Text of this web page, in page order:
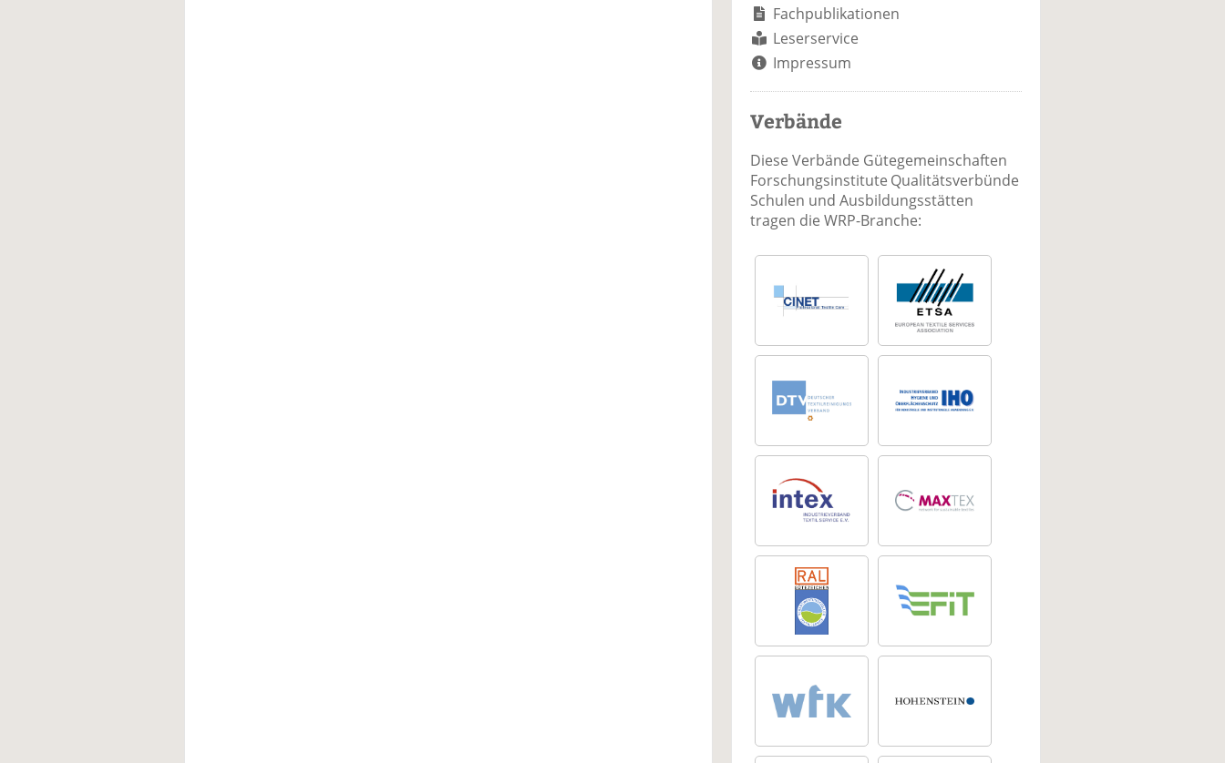
Fachpublikationen
Leserservice
Impressum
Verbände
Diese Verbände Gütegemeinschaften
Forschungsinstitute Qualitätsverbünde
Schulen und Ausbildungsstätten
tragen die WRP-Branche: